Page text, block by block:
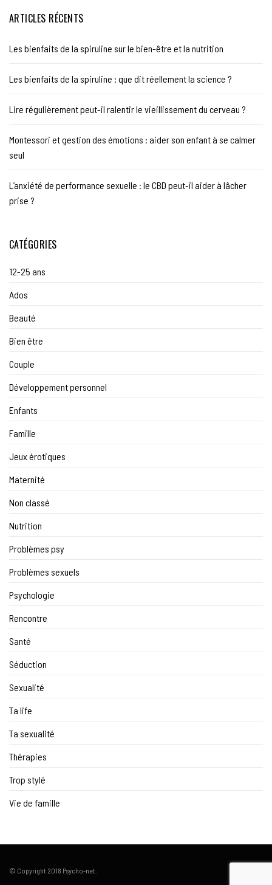
ARTICLES RÉCENTS
Les bienfaits de la spiruline sur le bien-être et la nutrition
Les bienfaits de la spiruline : que dit réellement la science ?
Lire régulièrement peut-il ralentir le vieillissement du cerveau ?
Montessori et gestion des émotions : aider son enfant à se calmer
seul
L’anxiété de performance sexuelle : le CBD peut-il aider à lâcher
prise ?
CATÉGORIES
12-25 ans
Ados
Beauté
Bien être
Couple
Développement personnel
Enfants
Famille
Jeux érotiques
Maternité
Non classé
Nutrition
Problèmes psy
Problèmes sexuels
Psychologie
Rencontre
Santé
Séduction
Sexualité
Ta life
Ta sexualité
Thérapies
Trop stylé
Vie de famille
© Copyright 2018 Psycho-net.